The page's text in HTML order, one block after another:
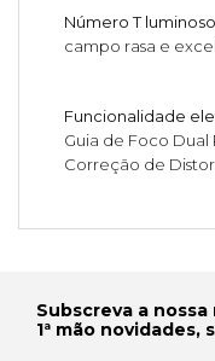
Número T
campo rasa e
Funcionalidade
Guia de Foco Dual
Correção de
Subscreva a
1ª mão novidades,